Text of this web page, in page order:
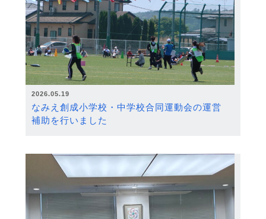
2026.05.19
なみえ創成小学校・中学校合同運動会の運営
補助を行いました